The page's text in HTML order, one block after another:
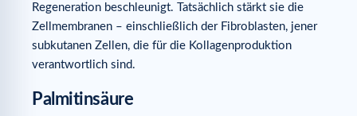
Regeneration beschleunigt. Tatsächlich stärkt sie die
Zellmembranen – einschließlich der Fibroblasten, jener
subkutanen Zellen, die für die Kollagenproduktion
verantwortlich sind.
Palmitinsäure